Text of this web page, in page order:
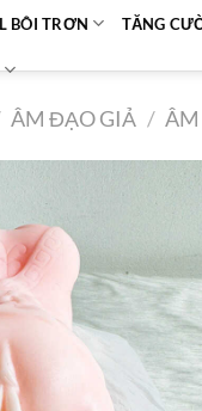
BÔI TRƠN TĂNG
ÂM ĐẠO GIẢ / ÂM